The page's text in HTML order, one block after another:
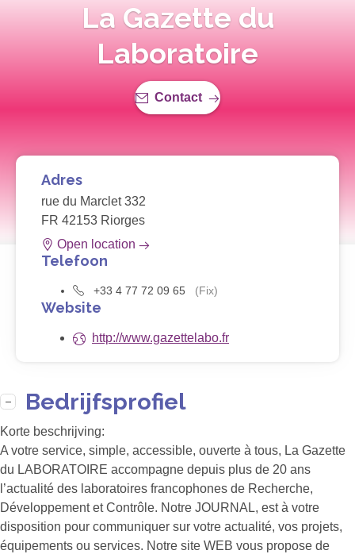
La Gazette du
Laboratoire
Contact
Adres
rue du Marclet 332
FR 42153 Riorges
Open location
Telefoon
+33 4 77 72 09 65 (Fix)
Website
http://www.gazettelabo.fr
Bedrijfsprofiel
Korte beschrijving:
A votre service, simple, accessible, ouverte à tous, La Gazette
du LABORATOIRE accompagne depuis plus de 20 ans
l’actualité des laboratoires francophones de Recherche,
Développement et Contrôle. Notre JOURNAL, est à votre
disposition pour communiquer sur votre actualité, vos projets,
équipements ou services. Notre site WEB vous propose de